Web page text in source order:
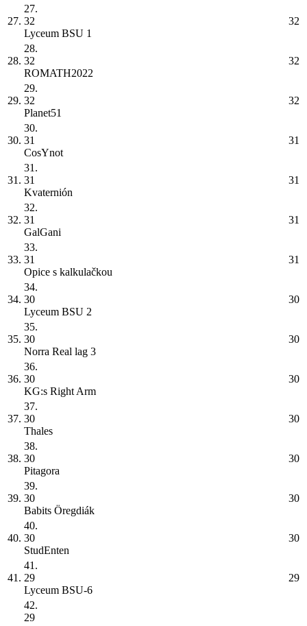
27.
27.
32
Lyceum BSU 1
32
28.
28.
32
ROMATH2022
32
29.
29.
32
Planet51
32
30.
30.
31
CosYnot
31
31.
31.
31
Kvaternión
31
32.
32.
31
GalGani
31
33.
33.
31
Opice s kalkulačkou
31
34.
34.
30
Lyceum BSU 2
30
35.
35.
30
Norra Real lag 3
30
36.
36.
30
KG:s Right Arm
30
37.
37.
30
Thales
30
38.
38.
30
Pitagora
30
39.
39.
30
Babits Öregdiák
30
40.
40.
30
StudEnten
30
41.
41.
29
Lyceum BSU-6
29
42.
29